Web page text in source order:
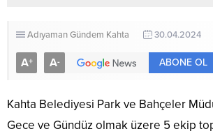
AdıyamanGündem Kahta 30.04.2024
A+ A- ABONE OL
Kahta Belediyesi Park ve Bahçeler
Gece ve Gündüz olmak üzere 5 ekip